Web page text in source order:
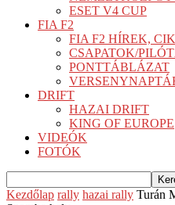
ESET V4 CUP
FIA F2
FIA F2 HÍREK,
CSAPATOK/
PONTTÁBLÁZAT
DRIFT
HAZAI DRIFT
KING OF EUROPE
VIDEÓK
FOTÓK
Kezdőlap rally hazai rally Turán